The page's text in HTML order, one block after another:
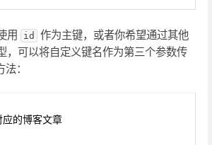
用 id
作为主键，或者你希望通过其他
，可以将自定义键名作为第三个参数传
法：
的博客文章